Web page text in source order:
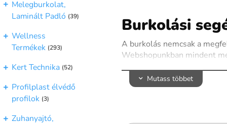
Melegburkolat,
Laminált Padló (39)
Wellness
Termékek (293)
Kert Technika (52)
Profilplast élvédő
profilok (3)
Zuhanyajtó,
Burkolási
A burkolás nemcsak a
Webshopunkban mindent
Kínálatunkban szerepelnek
rögzítését és az időjárási,
A burkolási segédanyagok
végeredményt. Prémium
Mutass többet